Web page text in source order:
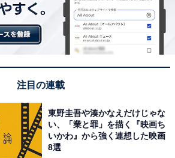
注目の連載
東野圭吾や湊かなえだけじゃな
い、「業と罪」を描く『映画ち
いかわ』から強く連想した映画
8選